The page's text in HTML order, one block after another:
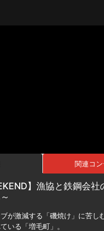
関連コ
】漁協と鉄鋼会社
が激減する「磯焼け」に苦し
いる「増毛町」。